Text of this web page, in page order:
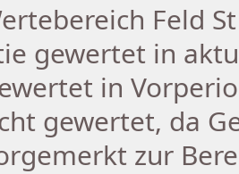
Feld
gewertet in
in
gewertet, da
zur